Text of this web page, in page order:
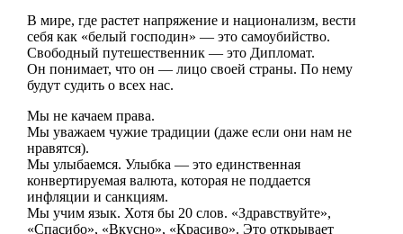
В мире, где растет напряжение и национализм, вести
себя как «белый господин» — это самоубийство.
Свободный путешественник — это Дипломат.
Он понимает, что он — лицо своей страны. По нему
будут судить о всех нас.
Мы не качаем права.
Мы уважаем чужие традиции (даже если они нам не
нравятся).
Мы улыбаемся. Улыбка — это единственная
конвертируемая валюта, которая не поддается
инфляции и санкциям.
Мы учим язык. Хотя бы 20 слов. «Здравствуйте»,
«Спасибо», «Вкусно», «Красиво». Это открывает